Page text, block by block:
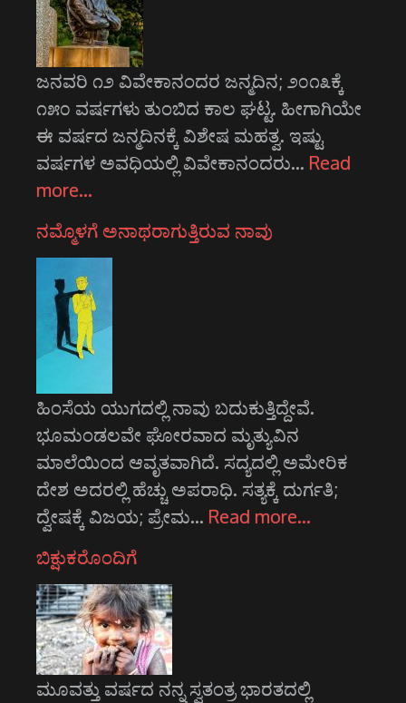
ಜನವರಿ ೧೨ ವಿವೇಕಾನಂದರ ಜನ್ಮದಿನ; ೨೦೧೩ಕ್ಕೆ
೧೫೦ ವರ್ಷಗಳು ತುಂಬಿದ ಕಾಲ ಘಟ್ಟ. ಹೀಗಾಗಿಯೇ
ಈ ವರ್ಷದ ಜನ್ಮದಿನಕ್ಕೆ ವಿಶೇಷ ಮಹತ್ವ. ಇಷ್ಟು
ವರ್ಷಗಳ ಅವಧಿಯಲ್ಲಿ ವಿವೇಕಾನಂದರು… Read
more…
ನಮ್ಮೊಳಗೆ ಅನಾಥರಾಗುತ್ತಿರುವ ನಾವು
ಹಿಂಸೆಯ ಯುಗದಲ್ಲಿ ನಾವು ಬದುಕುತ್ತಿದ್ದೇವೆ.
ಭೂಮಂಡಲವೇ ಘೋರವಾದ ಮೃತ್ಯುವಿನ
ಮಾಲೆಯಿಂದ ಆವೃತವಾಗಿದೆ. ಸದ್ಯದಲ್ಲಿ ಅಮೇರಿಕ
ದೇಶ ಅದರಲ್ಲಿ ಹೆಚ್ಚು ಅಪರಾಧಿ. ಸತ್ಯಕ್ಕೆ ದುರ್ಗತಿ;
ದ್ವೇಷಕ್ಕೆ ವಿಜಯ; ಪ್ರೇಮ… Read more…
ಬಿಕ್ಷುಕರೊಂದಿಗೆ
ಮೂವತ್ತು ವರ್ಷದ ನನ್ನ ಸ್ವತಂತ್ರ ಭಾರತದಲ್ಲಿ